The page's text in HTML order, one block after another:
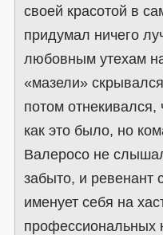
своей красотой в
придумал ничего
любовным утехам
«мазели»
потом
как это было, но
Валеросо не
забыто, и ревенант
именует себя на
профессиональных